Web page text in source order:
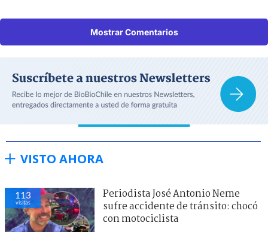
Mostrar Comentarios
VISTO AHORA
113
visitas
Periodista José Antonio Neme
sufre accidente de tránsito: chocó
con motociclista